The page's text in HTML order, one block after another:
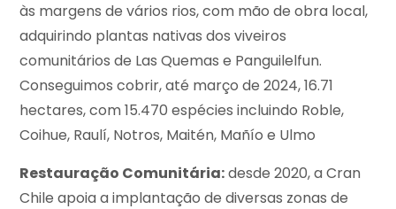
às margens de vários rios, com mão de obra local,
adquirindo plantas nativas dos viveiros
comunitários de Las Quemas e Panguilelfun.
Conseguimos cobrir, até março de 2024, 16.71
hectares, com 15.470 espécies incluindo Roble,
Coihue, Raulí, Notros, Maitén, Mañío e Ulmo
Restauração Comunitária:desde 2020, a Cran
Chile apoia a implantação de diversas zonas de